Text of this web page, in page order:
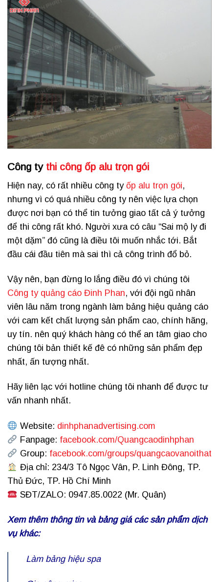
Công ty thi công ốp alu trọn gói
Hiện nay, có rất nhiều công ty ốp alu trọn gói,
nhưng vì có quá nhiều công ty nên việc lựa chọn
được nơi bạn có thể tin tưởng giao tất cả ý tưởng
để thi công rất khó. Người xưa có câu “Sai mộ ly đi
một dặm” đó cũng là điều tôi muốn nhắc tới. Bắt
đầu cái đầu tiên mà sai thì cả công trình đổ bỏ.
Vậy nên, bạn đừng lo lắng điều đó vì chúng tôi
Công ty quảng cáo Đinh Phan, với đội ngũ nhân
viên lâu năm trong ngành làm bảng hiệu quảng cáo
với cam kết chất lượng sản phẩm cao, chính hãng,
uy tín. nên quý khách hàng có thể an tâm giao cho
chúng tôi bản thiết kế đê có những sản phẩm đẹp
nhất, ấn tượng nhất.
Hãy liên lạc với hotline chúng tôi nhanh để được tư
vấn nhanh nhất.
Website: dinhphanadvertising.com
Fanpage: facebook.com/Quangcaodinhphan
Group: facebook.com/groups/quangcaovanoithat
Địa chỉ: 234/3 Tô Ngọc Vân, P. Linh Đông, TP.
Thủ Đức, TP. Hồ Chí Minh
SĐT/ZALO: 0947.85.0022 (Mr. Quân)
Xem thêm thông tin và bảng giá các sản phẩm dịch
vụ khác:
Làm bảng hiệu spa